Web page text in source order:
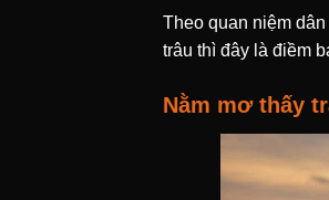
Theo quan niệm
trâu thì đây là điềm
Nằm mơ thấy